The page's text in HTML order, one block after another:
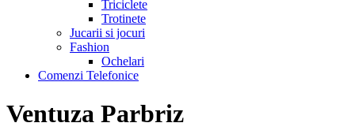
Triciclete
Trotinete
Jucarii si jocuri
Fashion
Ochelari
Comenzi Telefonice
Ventuza Parbriz